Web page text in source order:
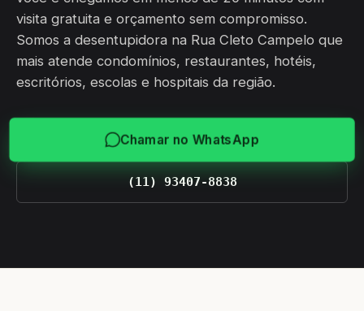
visita gratuita e orçamento sem compromisso.
Somos a desentupidora na Rua Cleto Campelo que
mais atende condomínios, restaurantes, hotéis,
escritórios, escolas e hospitais da região.
Chamar no WhatsApp
(11) 93407-8838